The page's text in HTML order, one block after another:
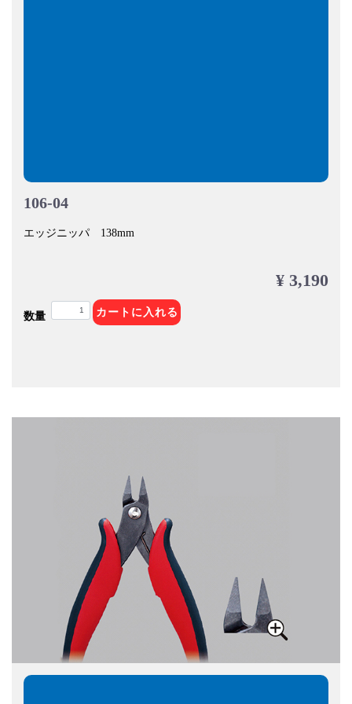
106-04
エッジニッパ 138mm
¥ 3,190
数量 カートに入れる